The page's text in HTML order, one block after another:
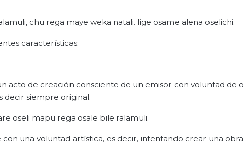
chu rega maye weka natali. lige osame alena oselichi.
características:
acto de creación consciente de un emisor con voluntad de
decir siempre original.
oseli mapu rega osale bile ralamuli.
con una voluntad artística, es decir, intentando crear una